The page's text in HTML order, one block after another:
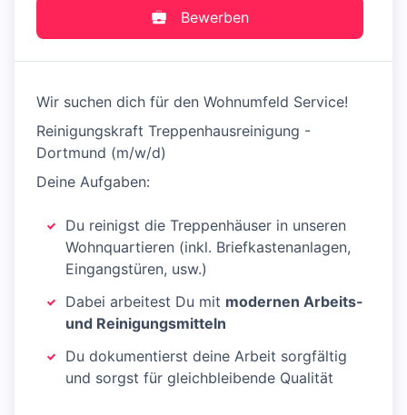
Bewerben
Wir suchen dich für den Wohnumfeld Service!
Reinigungskraft Treppenhausreinigung -
Dortmund (m/w/d)
Deine Aufgaben:
Du reinigst die Treppenhäuser in unseren
Wohnquartieren (inkl. Briefkastenanlagen,
Eingangstüren, usw.)
Dabei arbeitest Du mit modernen Arbeits-
und Reinigungsmitteln
Du dokumentierst deine Arbeit sorgfältig
und sorgst für gleichbleibende Qualität